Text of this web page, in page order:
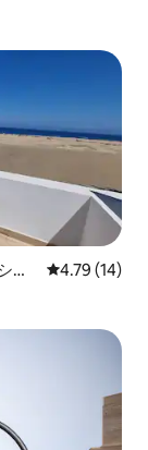
ョ
レビュー14
4.79 (14)